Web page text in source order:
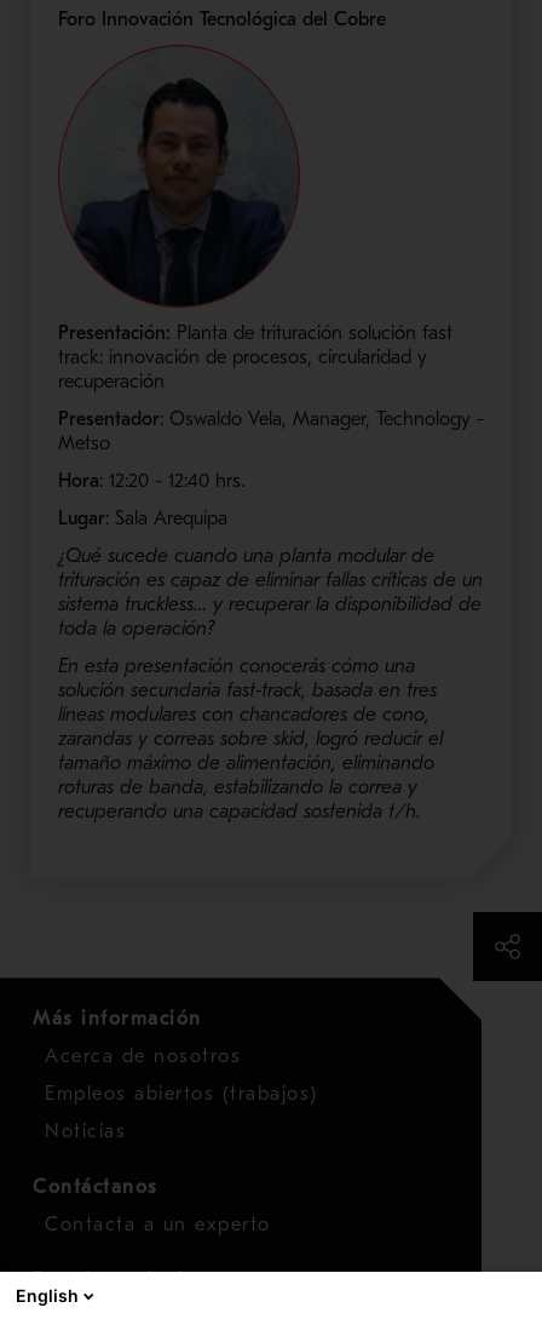
Foro Innovación Tecnológica del Cobre
Presentación: Planta de trituración solución fast
track: innovación de procesos, circularidad y
recuperación
Presentador: Oswaldo Vela, Manager, Technology -
Metso
Hora: 12:20 - 12:40​ hrs.
Lugar: Sala Arequipa
¿Qué sucede cuando una planta modular de
trituración es capaz de eliminar fallas críticas de un
sistema truckless… y recuperar la disponibilidad de
toda la operación?
En esta presentación conocerás cómo una
solución secundaria fast‑track, basada en tres
líneas modulares con chancadores de cono,
zarandas y correas sobre skid, logró reducir el
tamaño máximo de alimentación, eliminando
roturas de banda, estabilizando la correa y
recuperando una capacidad sostenida t/h.
Más información
Acerca de nosotros
Empleos abiertos (trabajos)
Noticias
Contáctanos
Contacta a un experto
English